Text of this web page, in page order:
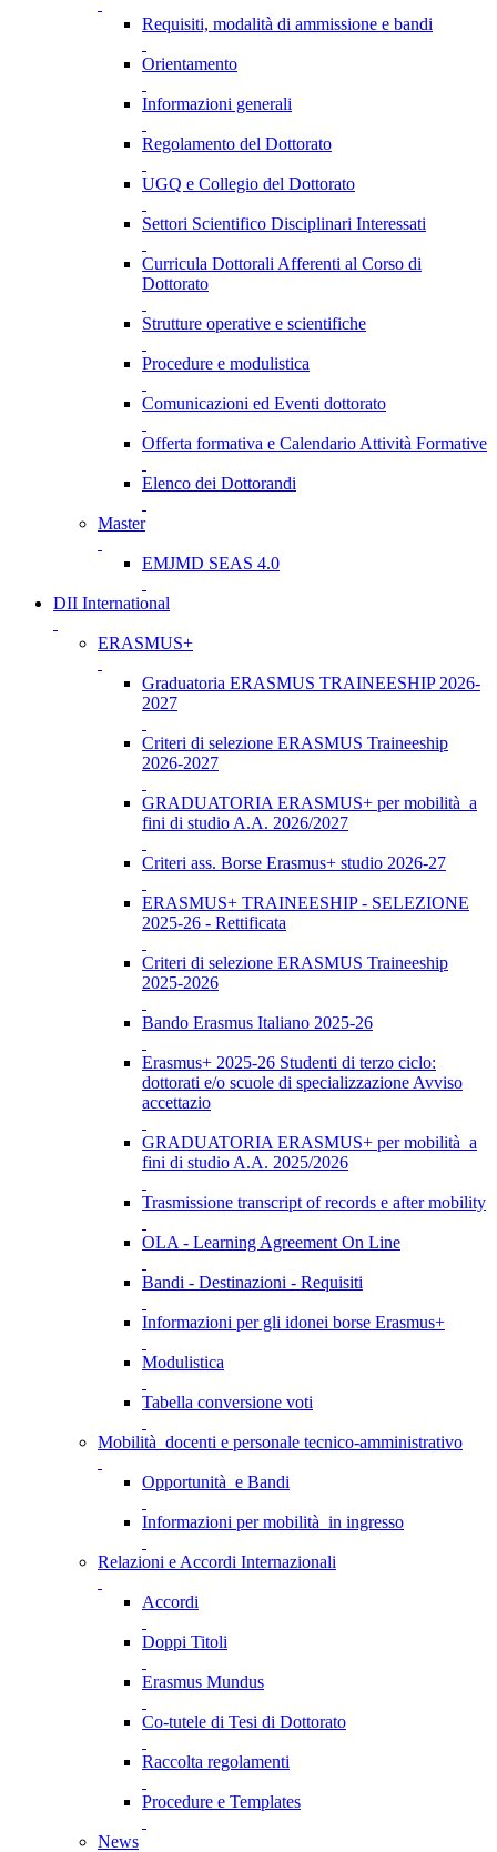
Requisiti, modalità di ammissione e bandi
Orientamento
Informazioni generali
Regolamento del Dottorato
UGQ e Collegio del Dottorato
Settori Scientifico Disciplinari Interessati
Curricula Dottorali Afferenti al Corso di
Dottorato
Strutture operative e scientifiche
Procedure e modulistica
Comunicazioni ed Eventi dottorato
Offerta formativa e Calendario Attività Formative
Elenco dei Dottorandi
Master
EMJMD SEAS 4.0
DII International
ERASMUS+
Graduatoria ERASMUS TRAINEESHIP 2026-
2027
Criteri di selezione ERASMUS Traineeship
2026-2027
GRADUATORIA ERASMUS+ per mobilità a
fini di studio A.A. 2026/2027
Criteri ass. Borse Erasmus+ studio 2026-27
ERASMUS+ TRAINEESHIP - SELEZIONE
2025-26 - Rettificata
Criteri di selezione ERASMUS Traineeship
2025-2026
Bando Erasmus Italiano 2025-26
Erasmus+ 2025-26 Studenti di terzo ciclo:
dottorati e/o scuole di specializzazione Avviso
accettazio
GRADUATORIA ERASMUS+ per mobilità a
fini di studio A.A. 2025/2026
Trasmissione transcript of records e after mobility
OLA - Learning Agreement On Line
Bandi - Destinazioni - Requisiti
Informazioni per gli idonei borse Erasmus+
Modulistica
Tabella conversione voti
Mobilità docenti e personale tecnico-amministrativo
Opportunità e Bandi
Informazioni per mobilità in ingresso
Relazioni e Accordi Internazionali
Accordi
Doppi Titoli
Erasmus Mundus
Co-tutele di Tesi di Dottorato
Raccolta regolamenti
Procedure e Templates
News